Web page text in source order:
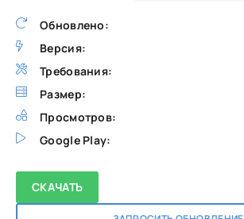
Обновлено:
Версия:
Требования:
Размер:
Просмотров:
Google Play:
СКАЧАТЬ